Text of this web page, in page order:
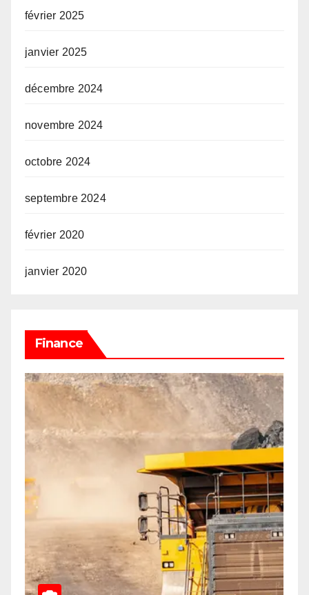
février 2025
janvier 2025
décembre 2024
novembre 2024
octobre 2024
septembre 2024
février 2020
janvier 2020
Finance